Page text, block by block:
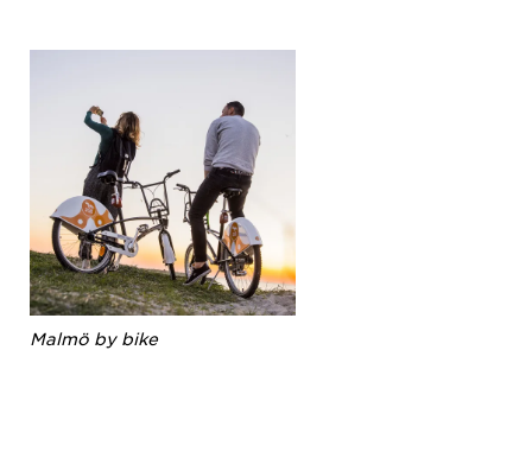
Malmö by bike